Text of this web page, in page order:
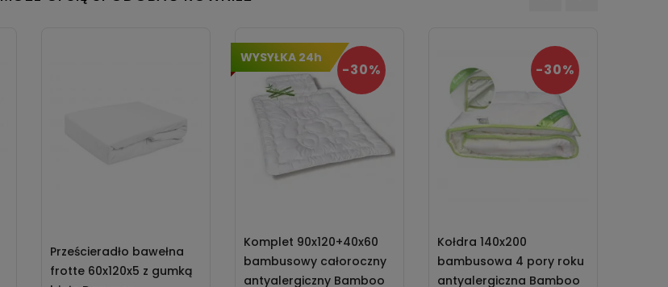
Prześcieradło bawełna
frotte 60x120x5 z gumką
WYSYŁKA 24h
Komplet 90x120+40x60
bambusowy całoroczny
antyalergiczny Bamboo
-30%
Kołdra 140x200
bambusowa 4 pory roku
antyalergiczna Bamboo
-30%